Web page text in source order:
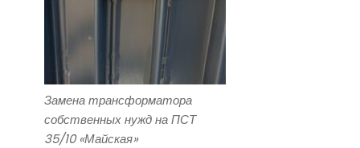
Замена трансформатора
собственных нужд на ПСТ
35/10 «Майская»